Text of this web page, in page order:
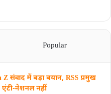
Popular
Z संवाद में बड़ा बयान, RSS प्रमुख
नेशनल नहीं